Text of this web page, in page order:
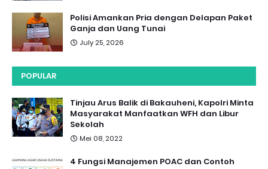
Polisi Amankan Pria dengan Delapan Paket
Ganja dan Uang Tunai
July 25, 2026
POPULAR
Tinjau Arus Balik di Bakauheni, Kapolri Minta
Masyarakat Manfaatkan WFH dan Libur
Sekolah
Mei 08, 2022
4 Fungsi Manajemen POAC dan Contoh